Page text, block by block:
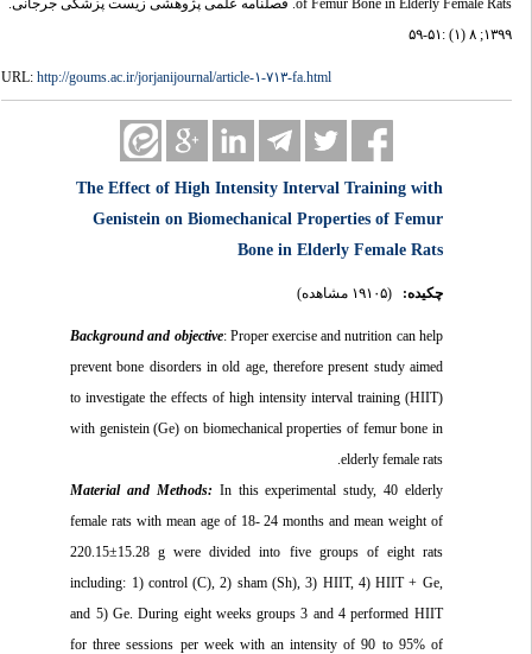
۱۳۹۹; ۸ (۱) :۵۱-۵۹
URL:http://goums.ac.ir/jorjanijournal/article-۱-۷۱۳-fa.html
The Effect of High Intensity Interval Training with
Genistein on Biomechanical Properties of Femur
Bone in Elderly Female Rats
چکیده: (۱۹۱۰۵ مشاهده)
Background and objective: Proper exercise and nutrition can help
prevent bone disorders in old age, therefore present study aimed
to investigate the effects of high intensity interval training (HIIT)
with genistein (Ge) on biomechanical properties of femur bone in
elderly female rats.
Material and Methods:In this experimental study, 40 elderly
female rats with mean age of 18- 24 months and mean weight of
220.15±15.28 g were divided into five groups of eight rats
including: 1) control (C), 2) sham (Sh), 3) HIIT, 4) HIIT + Ge,
and 5) Ge. During eight weeks groups 3 and 4 performed HIIT
for three sessions per week with an intensity of 90 to 95% of